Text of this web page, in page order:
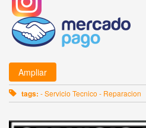
Ampliar
tags: - Servicio Tecnico - Reparacion